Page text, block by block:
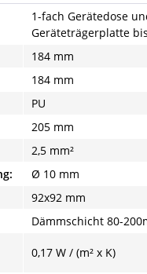
1-fach Gerätedose
Geräteträgerplatte
184 mm
184 mm
PU
205 mm
2,5 mm²
Ø 10 mm
92x92 mm
Dämmschicht 80-
0,17 W / (m² x K)